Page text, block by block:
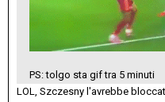
PS: tolgo sta gif tra 5 minuti
LOL, Szczesny l'avrebbe